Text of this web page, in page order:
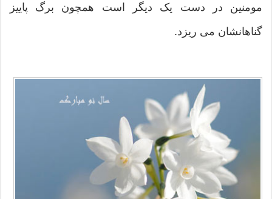
مومنین در دست یک دیگر است همچون برگ پاییز
گناهانشان می ریزد.